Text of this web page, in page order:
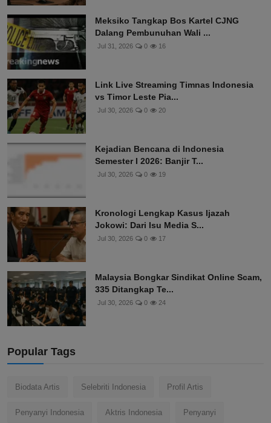
Meksiko Tangkap Bos Kartel CJNG
Dalang Pembunuhan Wali ...
Jul 31, 2026 0 16
Link Live Streaming Timnas Indonesia
vs Timor Leste Pia...
Jul 30, 2026 0 20
Kejadian Bencana di Indonesia
Semester I 2026: Banjir T...
Jul 30, 2026 0 19
Kronologi Lengkap Kasus Ijazah
Jokowi: Dari Isu Media S...
Jul 30, 2026 0 17
Malaysia Bongkar Sindikat Online Scam,
335 Ditangkap Te...
Jul 30, 2026 0 24
Popular Tags
Biodata Artis Selebriti Indonesia Profil Artis
Penyanyi Indonesia Aktris Indonesia Penyanyi